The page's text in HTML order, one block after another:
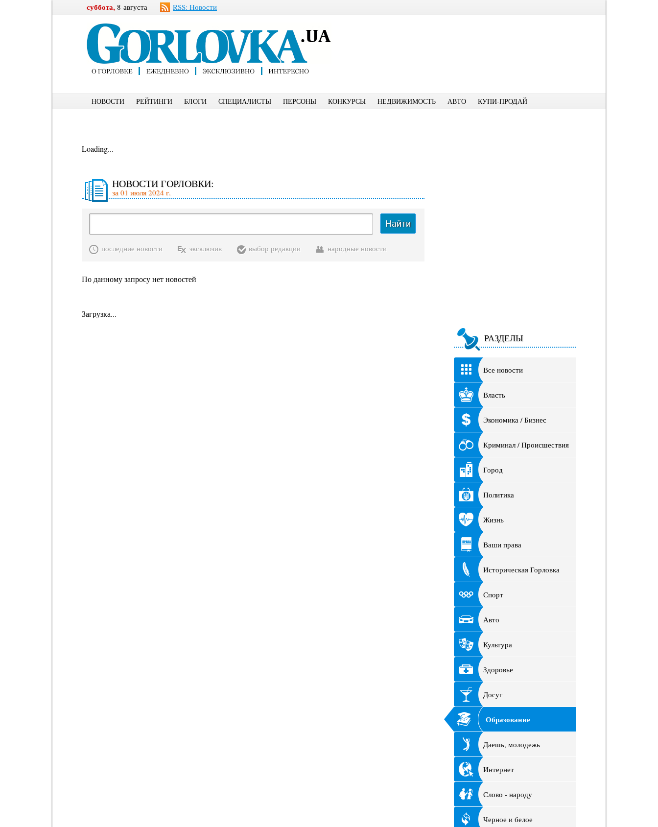
суббота, 8 августа RSS: Новости
НОВОСТИ РЕЙТИНГИ БЛОГИ СПЕЦИАЛИСТЫ ПЕРСОНЫ КОНКУРСЫ НЕДВИЖИМОСТЬ АВТО КУПИ-ПРОДАЙ
Loading...
НОВОСТИ ГОРЛОВКИ:
за 01 июля 2024 г.
Найти
последние новости эксклюзив выбор редакции народные новости
По данному запросу нет новостей
Загрузка...
РАЗДЕЛЫ
Все новости
Власть
Экономика / Бизнес
Криминал / Происшествия
Город
Политика
Жизнь
Ваши права
Историческая Горловка
Спорт
Авто
Культура
Здоровье
Досуг
Образование
Даешь, молодежь
Интернет
Слово - народу
Черное и белое